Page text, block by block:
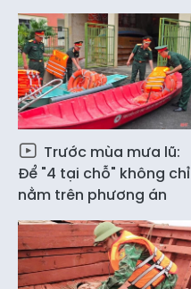
Trước mùa mưa lũ:
Để "4 tại chỗ" không chỉ
nằm trên phương án